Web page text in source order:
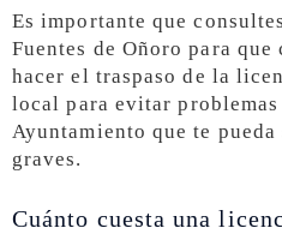
Es importante que
Fuentes de Oñoro para que
hacer el traspaso de la
local para evitar
Ayuntamiento que te pueda
graves.
Cuánto cuesta una